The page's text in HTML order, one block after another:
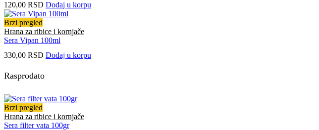
120,00 RSD Dodaj u korpu
Brzi pregled
Hrana za ribice i kornjače
Sera Vipan 100ml
330,00 RSD Dodaj u korpu
Rasprodato
Brzi pregled
Hrana za ribice i kornjače
Sera filter vata 100gr